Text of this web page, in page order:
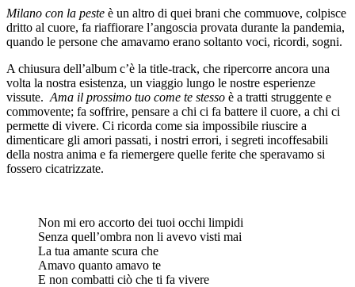
Milano con la peste è un altro di quei brani che commuove, colpisce
dritto al cuore, fa riaffiorare l’angoscia provata durante la pandemia,
quando le persone che amavamo erano soltanto voci, ricordi, sogni.
A chiusura dell’album c’è la title-track, che ripercorre ancora una
volta la nostra esistenza, un viaggio lungo le nostre esperienze
vissute. Ama il prossimo tuo come te stesso è a tratti struggente e
commovente; fa soffrire, pensare a chi ci fa battere il cuore, a chi ci
permette di vivere. Ci ricorda come sia impossibile riuscire a
dimenticare gli amori passati, i nostri errori, i segreti incoffesabili
della nostra anima e fa riemergere quelle ferite che speravamo si
fossero cicatrizzate.
Non mi ero accorto dei tuoi occhi limpidi
Senza quell’ombra non li avevo visti mai
La tua amante scura che
Amavo quanto amavo te
E non combatti ciò che ti fa vivere